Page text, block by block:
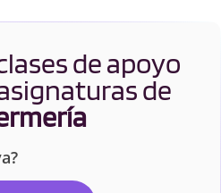
de apoyo
de